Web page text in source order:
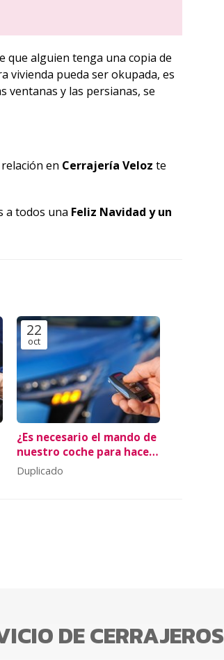
que alguien tenga una copia de
vivienda pueda ser okupada, es
ventanas y las persianas, se
en Cerrajería Veloz te
a todos una Feliz Navidad y un
22
oct
¿Es necesario el mando de
nuestro coche para hacer
un duplicado?
Duplicado
DE CERRAJEROS